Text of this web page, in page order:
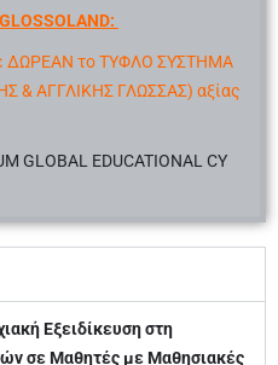
ΔΩΡΕΑΝ το ΤΥΦΛΟ ΣΥΣΤΗΜΑ
ΑΓΓΛΙΚΗΣ ΓΛΩΣΣΑΣ) αξίας
GLOBAL EDUCATIONAL CY
Εξειδίκευση στη
σε Μαθητές με Μαθησιακές